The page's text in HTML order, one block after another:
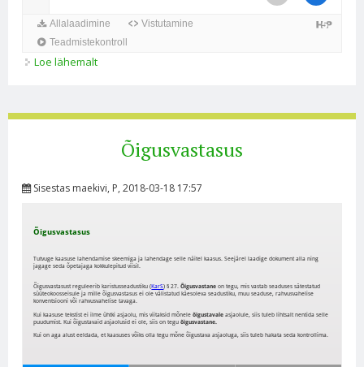
Loe lähemalt
Õigusvastasus
Sisestas maekivi, P, 2018-03-18 17:57